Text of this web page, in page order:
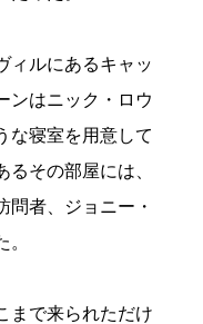
ィルにあるキャッ
ンはニック・ロウ
な寝室を用意して
るその部屋には、
問者、ジョニー・
まで来られただけ